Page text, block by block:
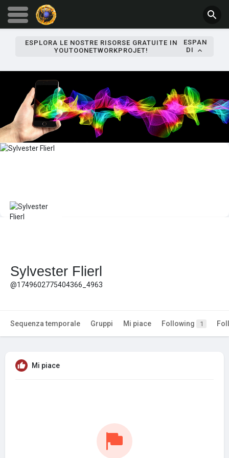
ESPLORA LE NOSTRE RISORSE GRATUITE IN
YOUTOONETWORKPROJET!
ESPAN
DI
Sylvester Flierl
@1749602775404366_4963
Sequenza temporale Gruppi Mi piace Following 1
Mi piace